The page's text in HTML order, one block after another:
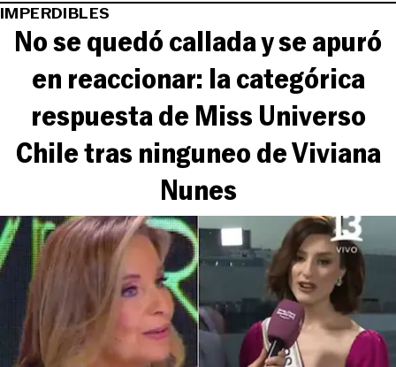
IMPERDIBLES
No se quedó callada y se apuró
en reaccionar: la categórica
respuesta de Miss Universo
Chile tras ninguneo de Viviana
Nunes